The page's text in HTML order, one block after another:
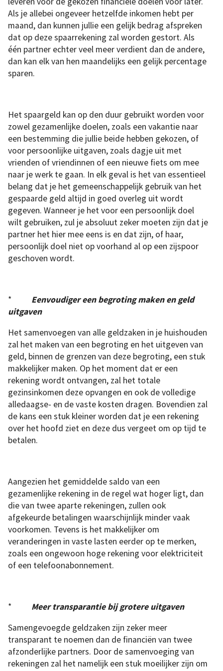
Als je allebei ongeveer hetzelfde inkomen hebt per
maand, dan kunnen jullie een gelijk bedrag afspreken
dat op deze spaarrekening zal worden gestort. Als
één partner echter veel meer verdient dan de andere,
dan kan elk van hen maandelijks een gelijk percentage
sparen.
Het spaargeld kan op den duur gebruikt worden voor
zowel gezamenlijke doelen, zoals een vakantie naar
een bestemming die jullie beide hebben gekozen, of
voor persoonlijke uitgaven, zoals dagje uit met
vrienden of vriendinnen of een nieuwe fiets om mee
naar je werk te gaan. In elk geval is het van essentieel
belang dat je het gemeenschappelijk gebruik van het
gespaarde geld altijd in goed overleg uit wordt
gegeven. Wanneer je het voor een persoonlijk doel
wilt gebruiken, zul je absoluut zeker moeten zijn dat je
partner het hier mee eens is en dat zijn, of haar,
persoonlijk doel niet op voorhand al op een zijspoor
geschoven wordt.
* Eenvoudiger een begroting maken en geld
uitgaven
Het samenvoegen van alle geldzaken in je huishouden
zal het maken van een begroting en het uitgeven van
geld, binnen de grenzen van deze begroting, een stuk
makkelijker maken. Op het moment dat er een
rekening wordt ontvangen, zal het totale
gezinsinkomen deze opvangen en ook de volledige
alledaagse- en de vaste kosten dragen. Bovendien zal
de kans een stuk kleiner worden dat je een rekening
over het hoofd ziet en deze dus vergeet om op tijd te
betalen.
Aangezien het gemiddelde saldo van een
gezamenlijke rekening in de regel wat hoger ligt, dan
die van twee aparte rekeningen, zullen ook
afgekeurde betalingen waarschijnlijk minder vaak
voorkomen. Tevens is het makkelijker om
veranderingen in vaste lasten eerder op te merken,
zoals een ongewoon hoge rekening voor elektriciteit
of een telefoonabonnement.
* Meer transparantie bij grotere uitgaven
Samengevoegde geldzaken zijn zeker meer
transparant te noemen dan de financiën van twee
afzonderlijke partners. Door de samenvoeging van
rekeningen zal het namelijk een stuk moeilijker zijn om